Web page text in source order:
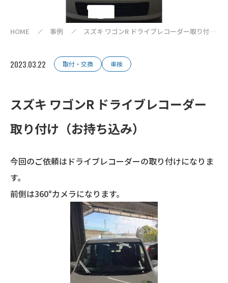
HOME 事例
スズキ ワゴンR ドライブレコーダー取り付け
2023.03.22 取付・交換 車検
スズキ ワゴンR ドライブレコーダー
取り付け（お持ち込み）
今回のご依頼はドライブレコーダーの取り付けになりま
す。
前側は360°カメラになります。